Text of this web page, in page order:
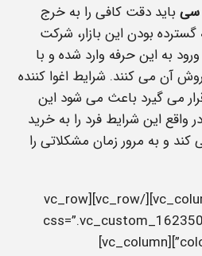
سی باید دقت کافی را به خرج
بودن این بازار، شرکت
به این حرفه وارد شده و با
آن می کنند. شرایط اغوا کننده
می گیرد باعث می شود این
واقع این شرایط فرد را به خرید
و به مرور زمان مشکلاتی را
[/vc_column_text][/vc_column][/vc_row][vc_row
color: #efefef !important;}”][vc_column]